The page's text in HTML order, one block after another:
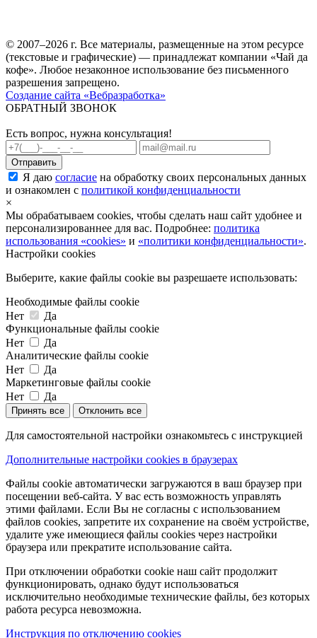
© 2007–2026 г. Все материалы, размещенные на этом ресурсе
(текстовые и графические) — принадлежат компании «Чай да
кофе». Любое незаконное использование без письменного
разрешения запрещено.
Создание сайта «Вебразработка»
ОБРАТНЫЙ ЗВОНОК
Есть вопрос, нужна консультация!
Я даю согласие на обработку своих персональных данных
и ознакомлен с политикой конфиденциальности
×
Мы обрабатываем cookies, чтобы сделать наш сайт удобнее и
персонализированнее для вас. Подробнее: политика
использования «cookies» и «политики конфиденциальности».
Настройки cookies
Выберите, какие файлы cookie вы разрешаете использовать:
Необходимые файлы cookie
Нет
Да
Функциональные файлы cookie
Нет
Да
Аналитические файлы cookie
Нет
Да
Маркетинговые файлы cookie
Нет
Да
Принять все Отклонить все
Для самостоятельной настройки ознакомьтесь с инструкцией
Дополнительные настройки cookies в браузерах
Файлы cookie автоматически загружаются в ваш браузер при
посещении веб-сайта. У вас есть возможность управлять
этими файлами. Если Вы не согласны с использованием
файлов cookies, запретите их сохранение на своём устройстве,
удалите уже имеющиеся файлы cookies через настройки
браузера или прекратите использование сайта.
При отключении обработки cookie наш сайт продолжит
функционировать, однако будут использоваться
исключительно необходимые технические файлы, без которых
работа ресурса невозможна.
Инструкция по отключению cookies